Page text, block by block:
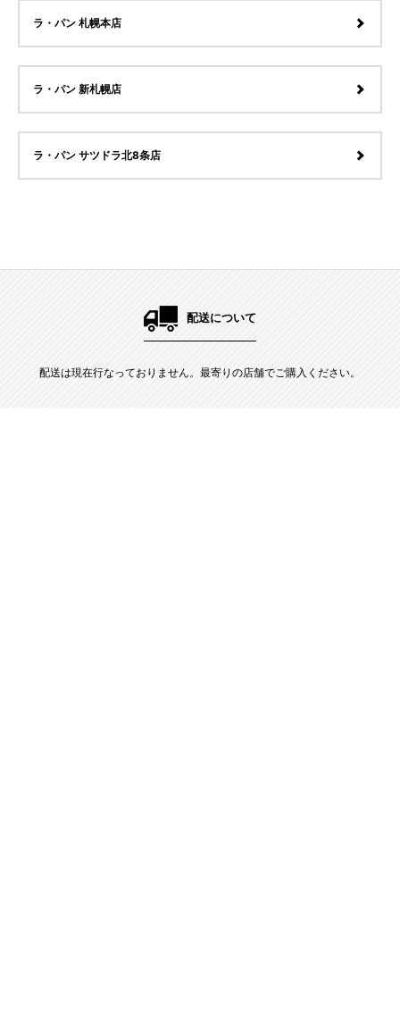
ラ・パン 札幌本店
ラ・パン 新札幌店
ラ・パン サツドラ北8条店
配送について
配送は現在行なっておりません。最寄りの店舗でご購入ください。